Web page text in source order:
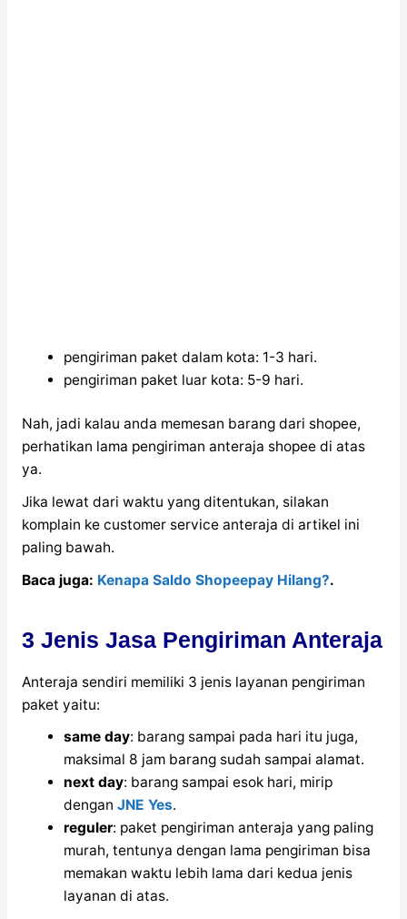
pengiriman paket dalam kota: 1-3 hari.
pengiriman paket luar kota: 5-9 hari.
Nah, jadi kalau anda memesan barang dari shopee,
perhatikan lama pengiriman anteraja shopee di atas
ya.
Jika lewat dari waktu yang ditentukan, silakan
komplain ke customer service anteraja di artikel ini
paling bawah.
Baca juga: Kenapa Saldo Shopeepay Hilang?.
3 Jenis Jasa Pengiriman Anteraja
Anteraja sendiri memiliki 3 jenis layanan pengiriman
paket yaitu:
same day: barang sampai pada hari itu juga,
maksimal 8 jam barang sudah sampai alamat.
next day: barang sampai esok hari, mirip
denganJNE Yes.
reguler: paket pengiriman anteraja yang paling
murah, tentunya dengan lama pengiriman bisa
memakan waktu lebih lama dari kedua jenis
layanan di atas.